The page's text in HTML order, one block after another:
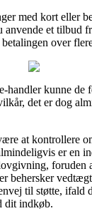
med kort eller
anvende et tilbud
over
handler kunne de
det er dog
at kontrollere
er en
foruden
behersker
til støtte, ifald
dit indkøb.